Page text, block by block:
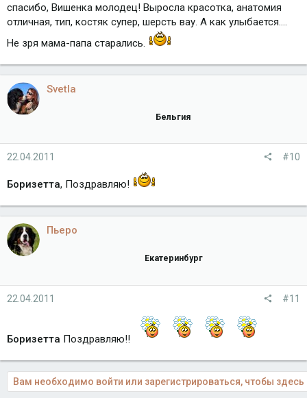
спасибо, Вишенка молодец! Выросла красотка, анатомия
отличная, тип, костяк супер, шерсть вау. А как улыбается....
Не зря мама-папа старались.
Svetla
Бельгия
22.04.2011 #10
Боризетта, Поздравляю!
Пьеро
Екатеринбург
22.04.2011 #11
Боризетта Поздравляю!!
Вам необходимо войти или зарегистрироваться, чтобы здесь